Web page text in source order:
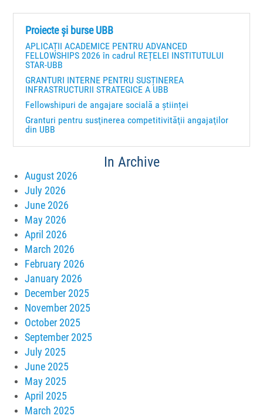
Proiecte și burse UBB
APLICAȚII ACADEMICE PENTRU ADVANCED
FELLOWSHIPS 2026 în cadrul REȚELEI INSTITUTULUI
STAR-UBB
GRANTURI INTERNE PENTRU SUSȚINEREA
INFRASTRUCTURII STRATEGICE A UBB
Fellowshipuri de angajare socială a științei
Granturi pentru susţinerea competitivităţii angajaţilor
din UBB
In Archive
August 2026
July 2026
June 2026
May 2026
April 2026
March 2026
February 2026
January 2026
December 2025
November 2025
October 2025
September 2025
July 2025
June 2025
May 2025
April 2025
March 2025